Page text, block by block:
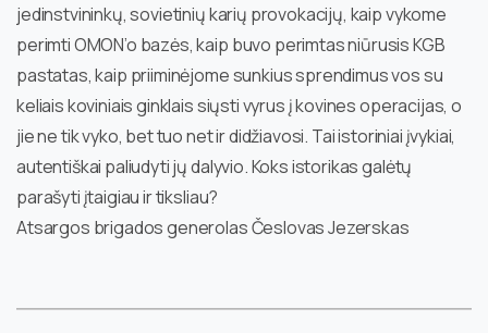
jedinstvininkų, sovietinių karių provokacijų, kaip vykome
perimti OMON’o bazės, kaip buvo perimtas niūrusis KGB
pastatas, kaip priiminėjome sunkius sprendimus vos su
keliais koviniais ginklais siųsti vyrus į kovines operacijas, o
jie ne tik vyko, bet tuo net ir didžiavosi. Tai istoriniai įvykiai,
autentiškai paliudyti jų dalyvio. Koks istorikas galėtų
parašyti įtaigiau ir tiksliau?
Atsargos brigados generolas Česlovas Jezerskas